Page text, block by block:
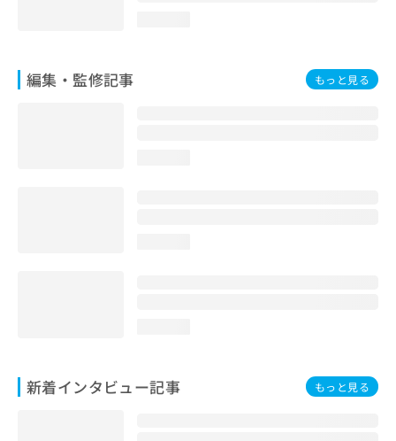
編集・監修記事 もっと見る
新着インタビュー記事 もっと見る